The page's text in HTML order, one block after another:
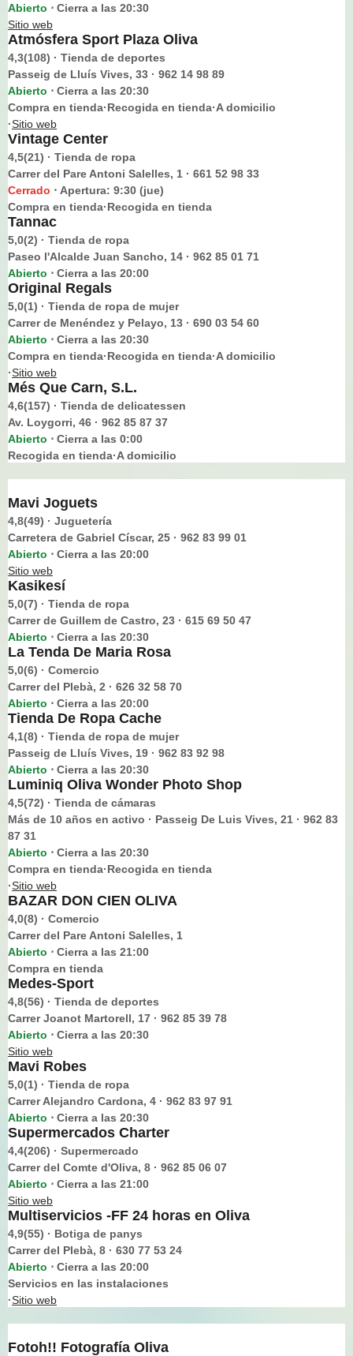
Abierto ⋅ Cierra a las 20:30
Sitio web
Atmósfera Sport Plaza Oliva
4,3(108) · Tienda de deportes
Passeig de Lluís Vives, 33 · 962 14 98 89
Abierto ⋅ Cierra a las 20:30
Compra en tienda·Recogida en tienda·A domicilio
·Sitio web
Vintage Center
4,5(21) · Tienda de ropa
Carrer del Pare Antoni Salelles, 1 · 661 52 98 33
Cerrado ⋅ Apertura: 9:30 (jue)
Compra en tienda·Recogida en tienda
Tannac
5,0(2) · Tienda de ropa
Paseo l'Alcalde Juan Sancho, 14 · 962 85 01 71
Abierto ⋅ Cierra a las 20:00
Original Regals
5,0(1) · Tienda de ropa de mujer
Carrer de Menéndez y Pelayo, 13 · 690 03 54 60
Abierto ⋅ Cierra a las 20:30
Compra en tienda·Recogida en tienda·A domicilio
·Sitio web
Més Que Carn, S.L.
4,6(157) · Tienda de delicatessen
Av. Loygorri, 46 · 962 85 87 37
Abierto ⋅ Cierra a las 0:00
Recogida en tienda·A domicilio
Mavi Joguets
4,8(49) · Juguetería
Carretera de Gabriel Císcar, 25 · 962 83 99 01
Abierto ⋅ Cierra a las 20:00
Sitio web
Kasikesí
5,0(7) · Tienda de ropa
Carrer de Guillem de Castro, 23 · 615 69 50 47
Abierto ⋅ Cierra a las 20:30
La Tenda De Maria Rosa
5,0(6) · Comercio
Carrer del Plebà, 2 · 626 32 58 70
Abierto ⋅ Cierra a las 20:00
Tienda De Ropa Cache
4,1(8) · Tienda de ropa de mujer
Passeig de Lluís Vives, 19 · 962 83 92 98
Abierto ⋅ Cierra a las 20:30
Luminiq Oliva Wonder Photo Shop
4,5(72) · Tienda de cámaras
Más de 10 años en activo · Passeig De Luis Vives, 21 · 962 83
87 31
Abierto ⋅ Cierra a las 20:30
Compra en tienda·Recogida en tienda
·Sitio web
BAZAR DON CIEN OLIVA
4,0(8) · Comercio
Carrer del Pare Antoni Salelles, 1
Abierto ⋅ Cierra a las 21:00
Compra en tienda
Medes-Sport
4,8(56) · Tienda de deportes
Carrer Joanot Martorell, 17 · 962 85 39 78
Abierto ⋅ Cierra a las 20:30
Sitio web
Mavi Robes
5,0(1) · Tienda de ropa
Carrer Alejandro Cardona, 4 · 962 83 97 91
Abierto ⋅ Cierra a las 20:30
Supermercados Charter
4,4(206) · Supermercado
Carrer del Comte d'Oliva, 8 · 962 85 06 07
Abierto ⋅ Cierra a las 21:00
Sitio web
Multiservicios -FF 24 horas en Oliva
4,9(55) · Botiga de panys
Carrer del Plebà, 8 · 630 77 53 24
Abierto ⋅ Cierra a las 20:00
Servicios en las instalaciones
·Sitio web
Fotoh!! Fotografía Oliva